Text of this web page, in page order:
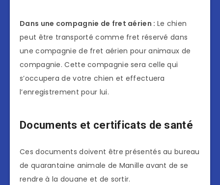
Dans une compagnie de fret aérien : Le chien
peut être transporté comme fret réservé dans
une compagnie de fret aérien pour animaux de
compagnie. Cette compagnie sera celle qui
s’occupera de votre chien et effectuera
l’enregistrement pour lui.
Documents et certificats de santé
Ces documents doivent être présentés au bureau
de quarantaine animale de Manille avant de se
rendre à la douane et de sortir.